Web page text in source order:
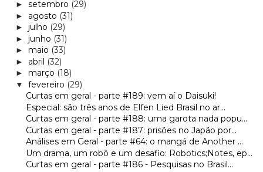
► setembro (29)
► agosto (31)
► julho (29)
► junho (31)
► maio (33)
► abril (32)
► março (18)
▼ fevereiro (29)
Curtas em geral - parte #189: vem aí o Daisuki!
Especial: são três anos de Elfen Lied Brasil no ar...
Curtas em geral - parte #188: uma garota nada popu...
Curtas em geral - parte #187: prisões no Japão por...
Análises em Geral - parte #64: o mangá de Another ...
Um drama, um robô e um desafio: Robotics;Notes, ep...
Curtas em geral - parte #186 - Pesquisas no Brasil...